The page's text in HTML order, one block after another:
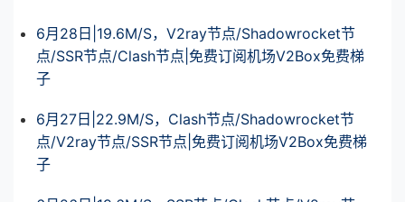
6月28日|19.6M/S，V2ray节点/Shadowrocket节
点/SSR节点/Clash节点|免费订阅机场V2Box免费梯
子
6月27日|22.9M/S，Clash节点/Shadowrocket节
点/V2ray节点/SSR节点|免费订阅机场V2Box免费梯
子